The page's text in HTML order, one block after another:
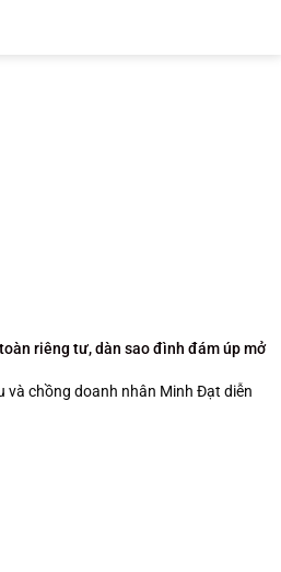
riêng tư, dàn sao đình đám úp mở
và chồng doanh nhân Minh Đạt diễn